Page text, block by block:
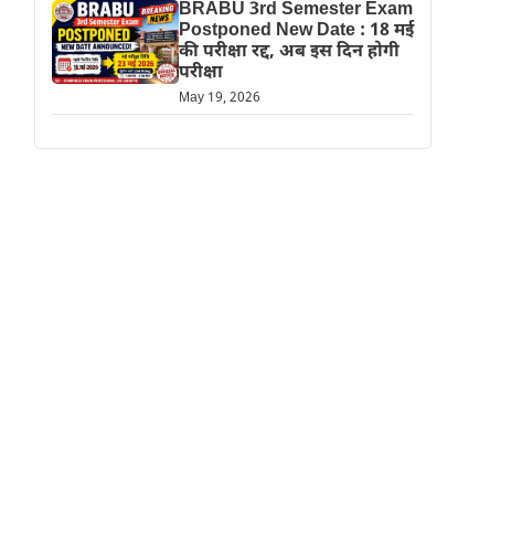
BRABU 3rd Semester Exam
Postponed New Date : 18 मई
की परीक्षा रद्द, अब इस दिन होगी
परीक्षा
May 19, 2026